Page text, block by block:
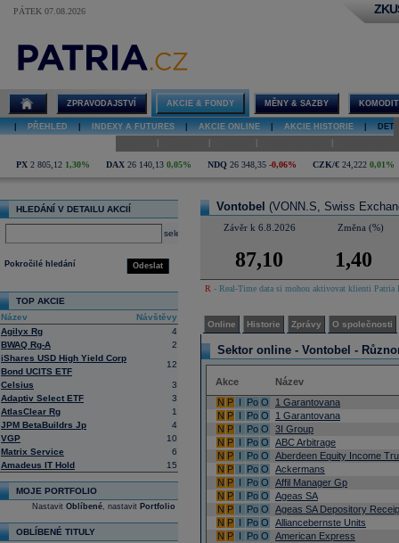
PÁTEK 07.08.2026
Vontobel
ZPRAVODAJSTVÍ AKCIE & FONDY MĚNY & SAZBY
PŘEHLED INDEXY A FUTURES AKCIE ONLINE AKCIE HISTORIE
PX 2 805,12 1,30% DAX 26 140,13 0,05% NDQ 26 348,35 -0,06% CZK/€ 24,222 0,01%
HLEDÁNÍ V DETAILU AKCIÍ
select
Odeslat
Pokročilé hledání
TOP AKCIE
Název
Návštěvy
Agilyx Rg
4
BWAQ Rg-A
2
iShares USD High Yield Corp
Bond UCITS ETF
12
Celsius
3
Adaptiv Select ETF
3
AtlasClear Rg
1
JPM BetaBuildrs Jp
4
VGP
10
Matrix Service
6
Amadeus IT Hold
15
MOJE PORTFOLIO
Nastavit Oblíbené, nastavit Portfolio
OBLÍBENÉ TITULY
Vontobel (VONN.S, Swiss
Závěr k 6.8.2026 Změna (%)
87,10 1,40
R - Real-Time data si mohou aktivovat klienti
Online Historie Zprávy O společnosti
Sektor online - Vontobel -
Akce
Název
N P I Po O
1 Garantovana
N P I Po O
1 Garantovana
N P I Po O
3I Group
N P I Po O
ABC Arbitrage
N P I Po O
Aberdeen Equity Income
N P I Po O
Ackermans
N P I Po O
Affil Manager Gp
N P I Po O
Ageas SA
N P I Po O
Ageas SA Depository
N P I Po O
Alliancebernste Units
N P I Po O
American Express